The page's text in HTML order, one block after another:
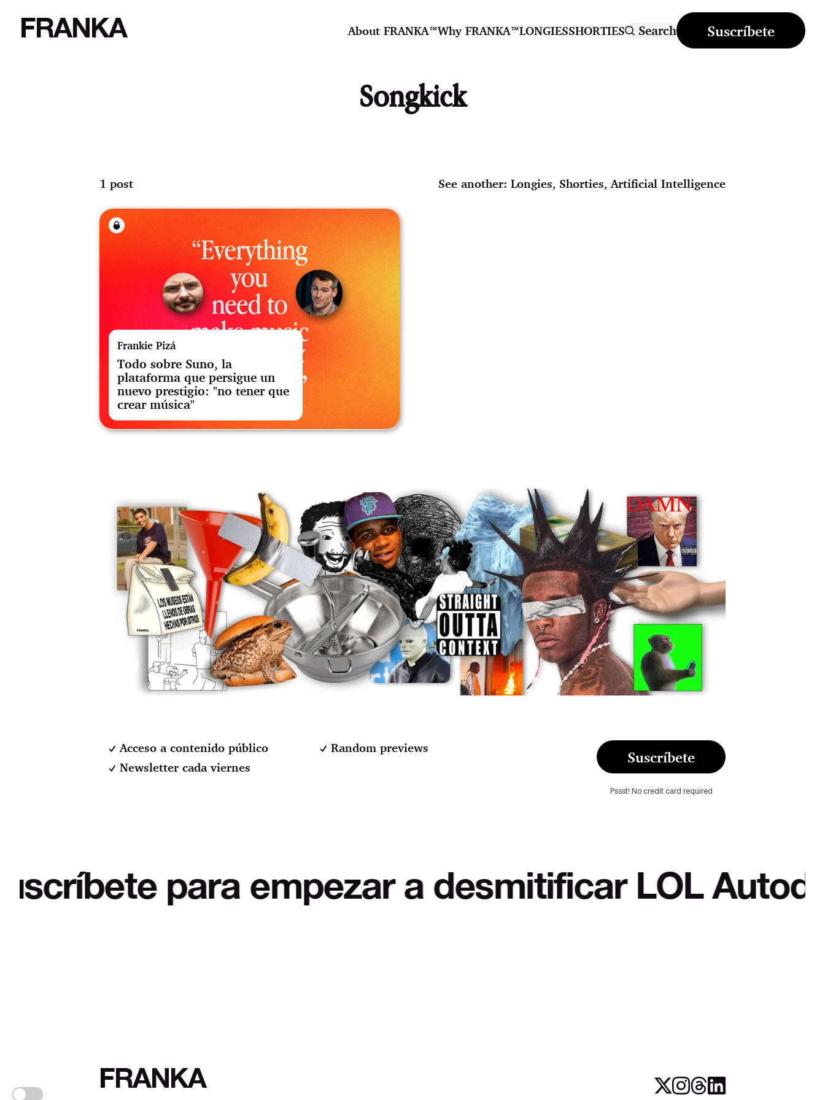
FRANKA About FRANKA™️Why FRANKA™️LONGIESSHORTIES Search Suscríbete
Songkick
1 post See another:Longies, Shorties,Artificial Intelligence
Frankie Pizá
Todo sobre Suno, la
plataforma que persigue un
nuevo prestigio: "no tener que
crear música"
Acceso a contenido público
Newsletter cada viernes
Random previews
Suscríbete
Pssst! No credit card required
para empezar a desmitificar LOL
FRANKA